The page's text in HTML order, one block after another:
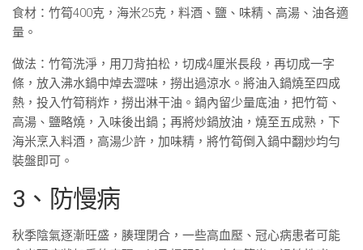
食材：竹筍400克，海米25克，料酒、鹽、味精、高湯、油各適
量。
做法：竹筍洗淨，用刀背拍松，切成4厘米長段，再切成一字
條，放入沸水鍋中焯去澀味，撈出過涼水。將油入鍋燒至四成
熱，投入竹筍稍炸，撈出淋干油。鍋內留少量底油，把竹筍、
高湯、鹽略燒，入味後出鍋；再將炒鍋放油，燒至五成熟，下
海米烹入料酒，高湯少許，加味精，將竹筍倒入鍋中翻炒均勻
裝盤即可。
3、防慢病
秋季陰氣逐漸旺盛，腠理閉合，一些高血壓、冠心病患者可能